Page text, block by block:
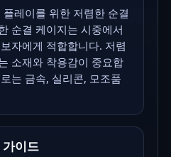
레이를 위한 저렴한 순결
순결 케이지는 시중에서
자에게 적합합니다. 저렴
소재와 착용감이 중요합
는 금속, 실리콘, 모조품
이드